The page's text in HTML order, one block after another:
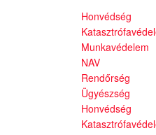
Honvédség
Munkavédelem
NAV
Rendőrség
Ügyészség
Honvédség